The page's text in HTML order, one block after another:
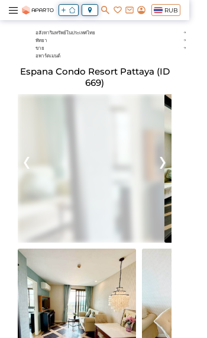
RUB
อสังหาริมทรัพย์ในประเทศไทย
พัทยา
ขาย
อพาร์ตเมนต์
Espana Condo Resort Pattaya (ID
669)